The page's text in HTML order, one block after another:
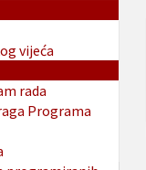
vijeća
rada
Programa